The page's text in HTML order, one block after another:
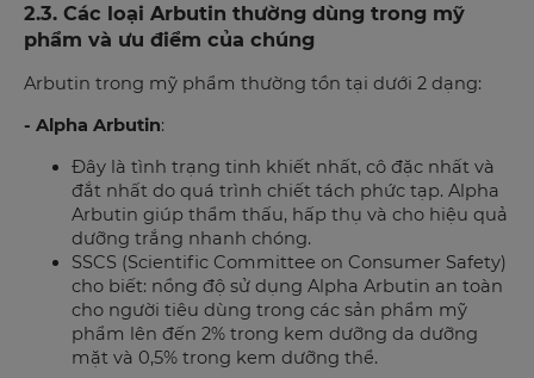
2.3. Các loại Arbutin thường dùng trong mỹ
phẩm và ưu điểm của chúng
Arbutin trong mỹ phẩm thường tồn tại dưới 2 dạng:
- Alpha Arbutin:
Đây là tình trạng tinh khiết nhất, cô đặc nhất và
đắt nhất do quá trình chiết tách phức tạp. Alpha
Arbutin giúp thẩm thấu, hấp thụ và cho hiệu quả
dưỡng trắng nhanh chóng.
SSCS (Scientific Committee on Consumer Safety)
cho biết: nồng độ sử dụng Alpha Arbutin an toàn
cho người tiêu dùng trong các sản phẩm mỹ
phẩm lên đến 2% trong kem dưỡng da dưỡng
mặt và 0,5% trong kem dưỡng thể.